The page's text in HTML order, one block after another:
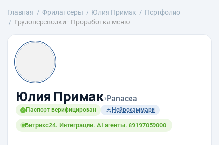
Главная Фрилансеры Юлия Примак
Портфолио
Грузоперевозки - Проработка меню
Юлия Примак›Panacea
Паспорт верифицирован Нейросаммари
Битрикс24. Интеграции. AI агенты. 89197059000